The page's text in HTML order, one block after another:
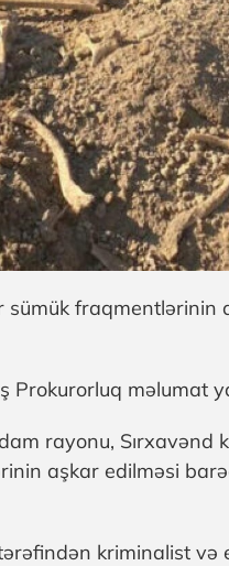
fraqmentlərinin
Prokurorluq məlumat
rayonu, Sırxavənd
aşkar edilməsi
kriminalist və